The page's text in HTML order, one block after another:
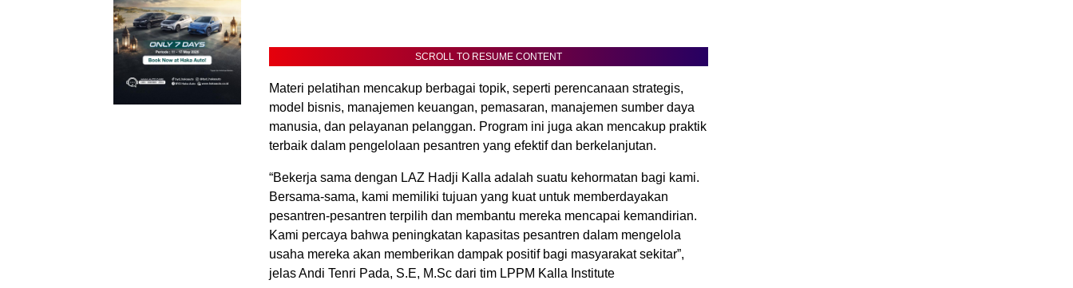
SCROLL TO RESUME CONTENT
Materi pelatihan mencakup berbagai topik, seperti perencanaan strategis,
model bisnis, manajemen keuangan, pemasaran, manajemen sumber daya
manusia, dan pelayanan pelanggan. Program ini juga akan mencakup praktik
terbaik dalam pengelolaan pesantren yang efektif dan berkelanjutan.
“Bekerja sama dengan LAZ Hadji Kalla adalah suatu kehormatan bagi kami.
Bersama-sama, kami memiliki tujuan yang kuat untuk memberdayakan
pesantren-pesantren terpilih dan membantu mereka mencapai kemandirian.
Kami percaya bahwa peningkatan kapasitas pesantren dalam mengelola
usaha mereka akan memberikan dampak positif bagi masyarakat sekitar”,
jelas Andi Tenri Pada, S.E, M.Sc dari tim LPPM Kalla Institute